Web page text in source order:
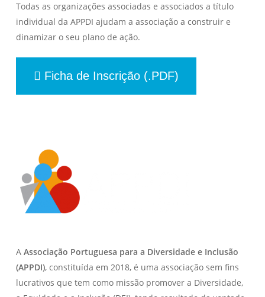
Todas as organizações associadas e associados a título
individual da APPDI ajudam a associação a construir e
dinamizar o seu plano de ação.
Ficha de Inscrição (.PDF)
AAssociação Portuguesa para a Diversidade e Inclusão
(APPDI), constituída em 2018, é uma associação sem fins
lucrativos que tem como missão promover a Diversidade,